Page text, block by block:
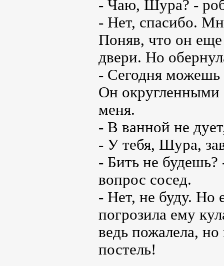
- Чаю, Шура? -
- Нет, спасибо.
Поняв, что он еще
двери. Но
- Сегодня можешь
Он округленными
меня.
- В ванной не
- У тебя, Шура,
- Бить не будешь?
вопрос сосед.
- Нет, не буду. Но
погрозила ему
ведь пожалела,
постель!